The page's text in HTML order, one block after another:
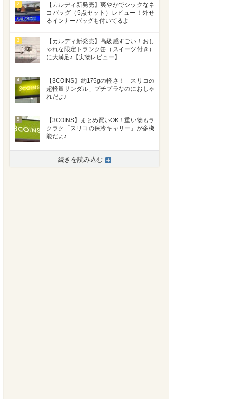
2
【カルディ新発売】爽やかでシックなネ
コバッグ（5点セット）レビュー！外せ
るインナーバッグも付いてるよ
3
【カルディ新発売】高級感すごい！おし
ゃれな限定トランク缶（スイーツ付き）
に大満足♪【実物レビュー】
4
【3COINS】約175gの軽さ！「スリコの
超軽量サンダル」プチプラなのにおしゃ
れだよ♪
5
【3COINS】まとめ買いOK！重い物もラ
クラク「スリコの保冷キャリー」が多機
能だよ♪
続きを読み込む